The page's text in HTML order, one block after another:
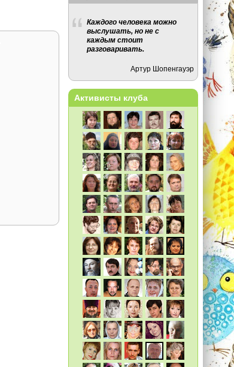
Каждого человека можно
выслушать, но не с
каждым стоит
разговаривать.
Артур Шопенгауэр
Активисты клуба